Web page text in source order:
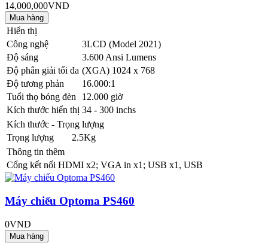
14,000,000VND
Hiển thị
Công nghệ
3LCD (Model 2021)
Độ sáng
3.600 Ansi Lumens
Độ phân giải tối đa (XGA) 1024 x 768
Độ tương phản
16.000:1
Tuổi thọ bóng đèn
12.000 giờ
Kích thước hiển thị 34 - 300 inchs
Kích thước - Trọng lượng
Trọng lượng
2.5Kg
Thông tin thêm
Cổng kết nối HDMI x2; VGA in x1; USB x1, USB
Máy chiếu Optoma PS460
0VND